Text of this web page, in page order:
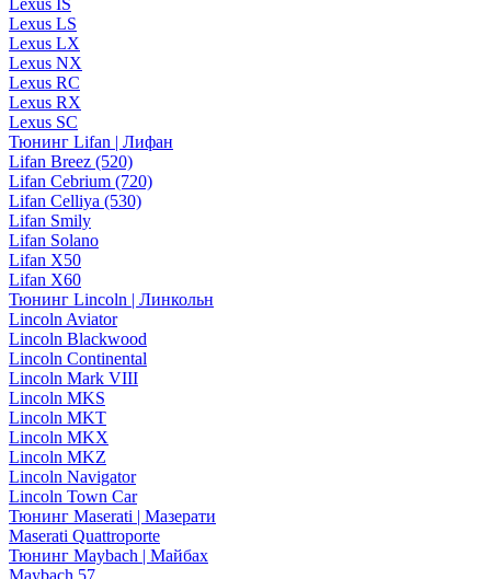
Lexus IS
Lexus LS
Lexus LX
Lexus NX
Lexus RC
Lexus RX
Lexus SC
Тюнинг Lifan | Лифан
Lifan Breez (520)
Lifan Cebrium (720)
Lifan Celliya (530)
Lifan Smily
Lifan Solano
Lifan X50
Lifan X60
Тюнинг Lincoln | Линкольн
Lincoln Aviator
Lincoln Blackwood
Lincoln Continental
Lincoln Mark VIII
Lincoln MKS
Lincoln MKT
Lincoln MKX
Lincoln MKZ
Lincoln Navigator
Lincoln Town Car
Тюнинг Maserati | Мазерати
Maserati Quattroporte
Тюнинг Maybach | Майбах
Maybach 57